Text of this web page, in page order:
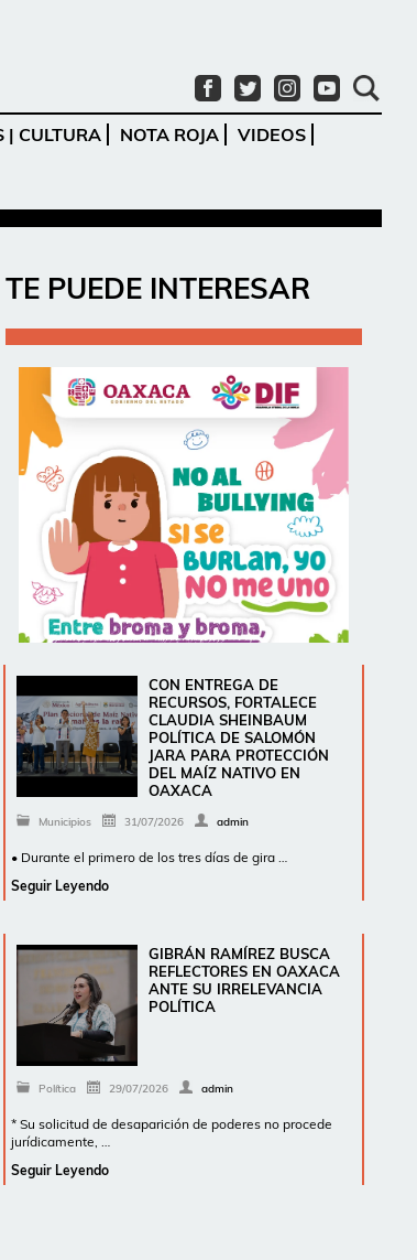
| CULTURA NOTA ROJA
VIDEOS
TE PUEDE INTERESAR
CON ENTREGA DE
RECURSOS, FORTALECE
CLAUDIA SHEINBAUM
POLÍTICA DE SALOMÓN
JARA PARA PROTECCIÓN
DEL MAÍZ NATIVO EN
OAXACA
Municipios 31/07/2026 admin
• Durante el primero de los tres días de gira …
Seguir Leyendo
GIBRÁN RAMÍREZ BUSCA
REFLECTORES EN OAXACA
ANTE SU IRRELEVANCIA
POLÍTICA
Política 29/07/2026 admin
* Su solicitud de desaparición de poderes no procede
jurídicamente, …
Seguir Leyendo